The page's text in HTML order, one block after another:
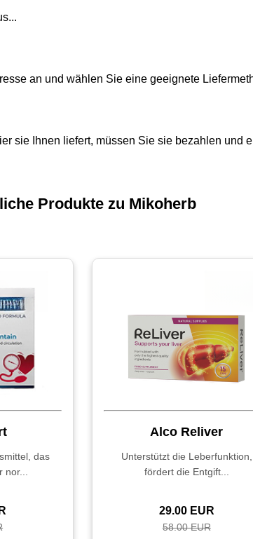
an und wählen Sie eine geeignete
sie Ihnen liefert, müssen Sie sie bezahlen und
Produkte zu Mikoherb
das
Alco Reliver
Unterstützt die Leberfunktion,
fördert die Entgift...
29.00 EUR
58.00 EUR